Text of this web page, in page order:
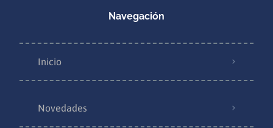
Navegación
Inicio
Novedades